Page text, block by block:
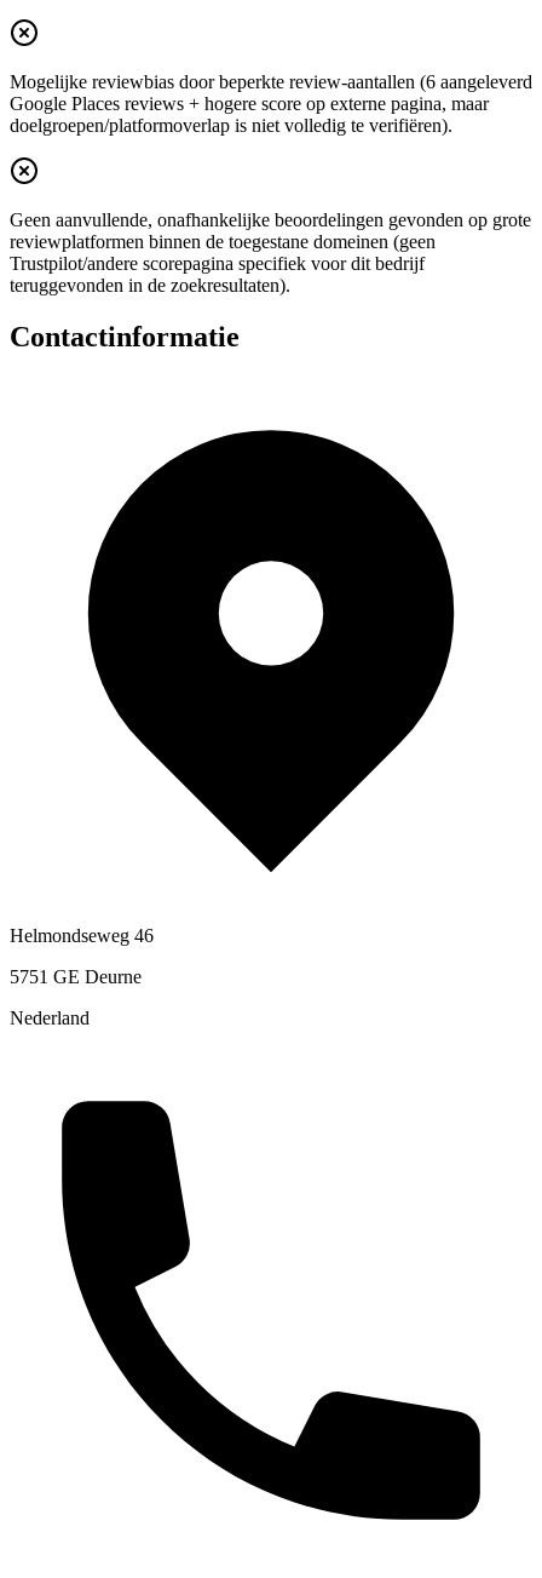
Mogelijke reviewbias door beperkte review-aantallen (6 aangeleverd
Google Places reviews + hogere score op externe pagina, maar
doelgroepen/platformoverlap is niet volledig te verifiëren).
Geen aanvullende, onafhankelijke beoordelingen gevonden op grote
reviewplatformen binnen de toegestane domeinen (geen
Trustpilot/andere scorepagina specifiek voor dit bedrijf
teruggevonden in de zoekresultaten).
Contactinformatie
Helmondseweg 46
5751 GE Deurne
Nederland